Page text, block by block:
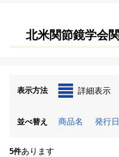
北米関節鏡学会
表示方法 詳細表示
並べ替え 商品名 発行日
5件あります